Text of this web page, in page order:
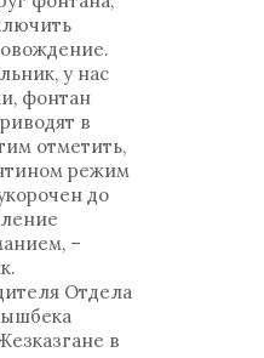
у нас
фонтан
в
отметить,
режим
до
–
Отдела
в